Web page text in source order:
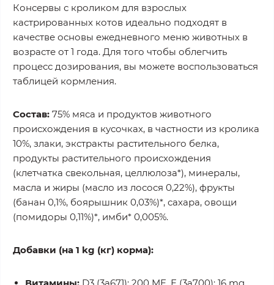
Консервы с кроликом для взрослых
кастрированных котов идеально подходят в
качестве основы ежедневного меню животных в
возрасте от 1 года. Для того чтобы облегчить
процесс дозирования, вы можете воспользоваться
таблицей кормления.
Состав: 75% мяса и продуктов животного
происхождения в кусочках, в частности из кролика
10%, злаки, экстракты растительного белка,
продукты растительного происхождения
(клетчатка свекольная, целлюлоза*), минералы,
масла и жиры (масло из лосося 0,22%), фрукты
(банан 0,1%, боярышник 0,03%)*, сахара, овощи
(помидоры 0,11%)*, имби* 0,005%.
Добавки (на 1 kg (кг) корма):